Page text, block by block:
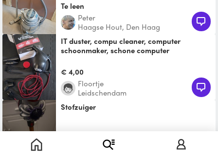
Te leen
Peter
Haagse Hout, Den Haag
IT duster, compu cleaner, computer
schoonmaker, schone computer
servers / serverrack of je verwarming
schoon te blazen. Met dive
€ 4,00
Floortje
Leidschendam
Stofzuiger